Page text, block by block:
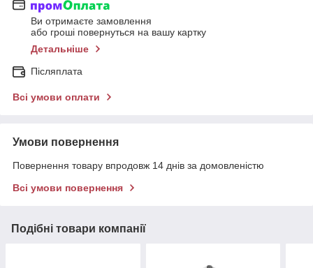
Ви отримаєте замовлення
або гроші повернуться на вашу картку
Детальніше
Післяплата
Всі умови оплати
Умови повернення
Повернення товару впродовж 14 днів за домовленістю
Всі умови повернення
Подібні товари компанії